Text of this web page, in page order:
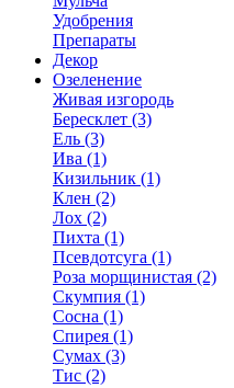
Удобрения
Препараты
Декор
Озеленение
Живая изгородь
Бересклет (3)
Ель (3)
Ива (1)
Кизильник (1)
Клен (2)
Лох (2)
Пихта (1)
Псевдотсуга (1)
Роза морщинистая (2)
Скумпия (1)
Сосна (1)
Спирея (1)
Сумах (3)
Тис (2)